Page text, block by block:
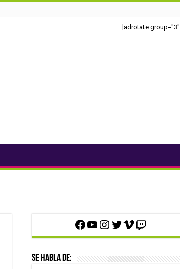
[adrotate group="3"]
Facebook
YouTube
Instagram
Twitter
VimeoTwitch
Se habla de: